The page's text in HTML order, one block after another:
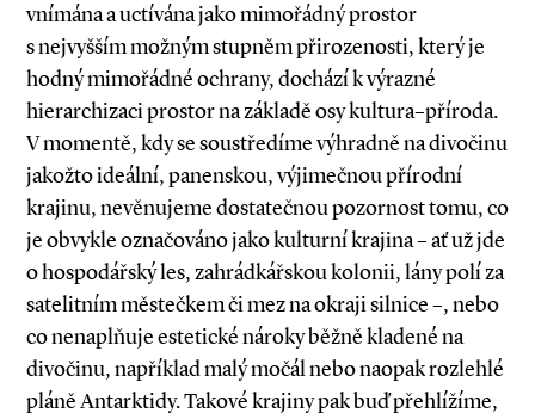
vnímána a uctívána jako mimořádný prostor
s nejvyšším možným stupněm přirozenosti, který je
hodný mimořádné ochrany, dochází k výrazné
hierarchizaci prostor na základě osy kultura–příroda.
V momentě, kdy se soustředíme výhradně na divočinu
jakožto ideální, panenskou, výjimečnou přírodní
krajinu, nevěnujeme dostatečnou pozornost tomu, co
je obvykle označováno jako kulturní krajina – ať už jde
o hospodářský les, zahrádkářskou kolonii, lány polí za
satelitním městečkem či mez na okraji silnice –, nebo
co nenaplňuje estetické nároky běžně kladené na
divočinu, například malý močál nebo naopak rozlehlé
pláně Antarktidy. Takové krajiny pak buď přehlížíme,